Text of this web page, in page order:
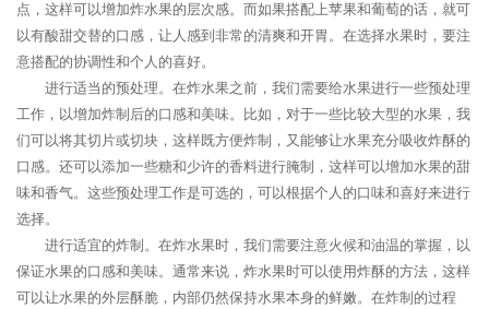
点，这样可以增加炸水果的层次感。而如果搭配上苹果和葡萄的话，就可
以有酸甜交替的口感，让人感到非常的清爽和开胃。在选择水果时，要注
意搭配的协调性和个人的喜好。
进行适当的预处理。在炸水果之前，我们需要给水果进行一些预处理
工作，以增加炸制后的口感和美味。比如，对于一些比较大型的水果，我
们可以将其切片或切块，这样既方便炸制，又能够让水果充分吸收炸酥的
口感。还可以添加一些糖和少许的香料进行腌制，这样可以增加水果的甜
味和香气。这些预处理工作是可选的，可以根据个人的口味和喜好来进行
选择。
进行适宜的炸制。在炸水果时，我们需要注意火候和油温的掌握，以
保证水果的口感和美味。通常来说，炸水果时可以使用炸酥的方法，这样
可以让水果的外层酥脆，内部仍然保持水果本身的鲜嫩。在炸制的过程